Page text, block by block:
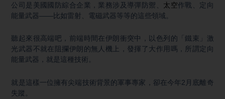
公司是美國國防綜合企業，業務涉及導彈防禦、 太空作戰、定向
能量武器——比如雷射、電磁武器等等的這些領域。
聽起來很高端吧，前端時間在伊朗衝突中，以色列的「鐵束」激
光武器不就在阻攔伊朗的無人機上，發揮了大作用嗎，所謂定向
能量武器，就是這種技術。
就是這樣一位擁有尖端技術背景的軍事專家，卻在今年2月底離奇
失蹤。